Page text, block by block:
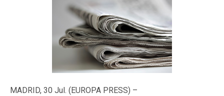
MADRID, 30 Jul. (EUROPA PRESS) –